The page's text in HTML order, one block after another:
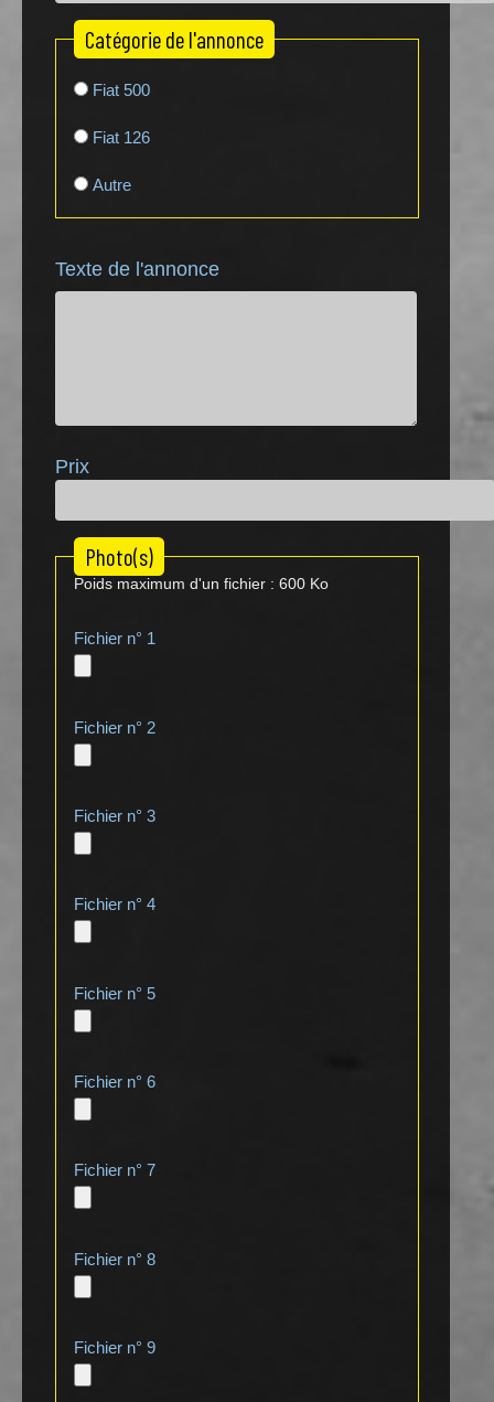
Catégorie de l'annonce
Fiat 500
Fiat 126
Autre
Texte de l'annonce
Prix
Photo(s)
Poids maximum d'un fichier : 600 Ko
Fichier n° 1
Fichier n° 2
Fichier n° 3
Fichier n° 4
Fichier n° 5
Fichier n° 6
Fichier n° 7
Fichier n° 8
Fichier n° 9